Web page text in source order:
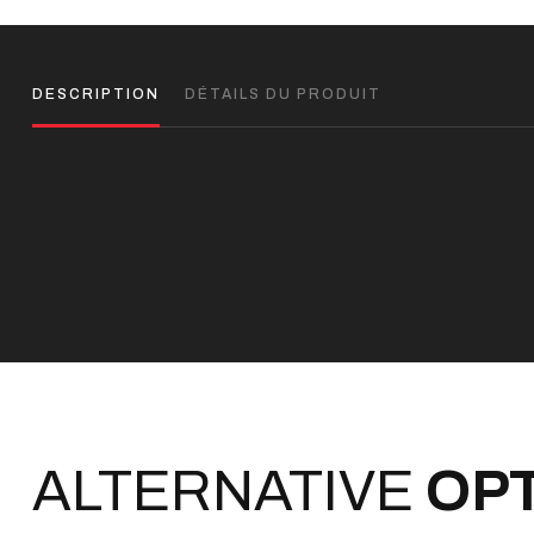
DESCRIPTION DÉTAILS DU PRODUIT
ALTERNATIVE